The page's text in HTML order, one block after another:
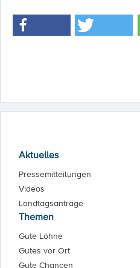
Aktuelles
Pressemitteilungen
Videos
Landtagsanträge
Themen
Gute Löhne
Gutes vor Ort
Gute Chancen